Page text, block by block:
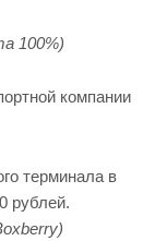
100%)
компании
терминала в
рублей.